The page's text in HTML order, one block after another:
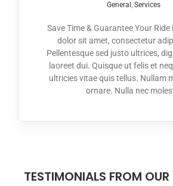
General , Services
Save Time & Guarantee Your
dolor sit amet, consectetur
Pellentesque sed justo ultrices,
laoreet dui. Quisque ut felis et
ultricies vitae quis tellus. Nullam
ornare. Nulla nec
TESTIMONIALS FROM